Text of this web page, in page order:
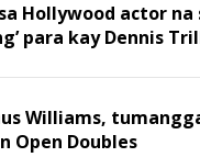
Hollywood actor na
para kay Dennis
Williams,
Open Doubles